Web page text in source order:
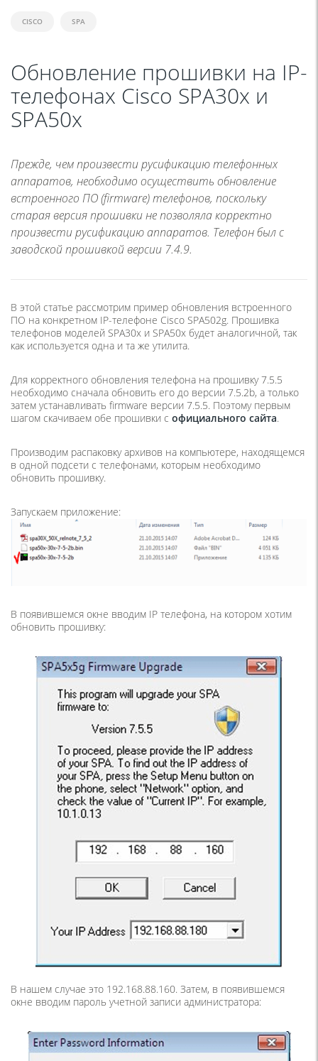
CISCO SPA
Обновление прошивки на IP-
телефонах Cisco SPA30x и
SPA50x
Прежде, чем произвести русификацию телефонных
аппаратов, необходимо осуществить обновление
встроенного ПО (firmware) телефонов, поскольку
старая версия прошивки не позволяла корректно
произвести русификацию аппаратов. Телефон был с
заводской прошивкой версии 7.4.9.
В этой статье рассмотрим пример обновления встроенного
ПО на конкретном IP-телефоне Cisco SPA502g. Прошивка
телефонов моделей SPA30x и SPA50x будет аналогичной, так
как используется одна и та же утилита.
Для корректного обновления телефона на прошивку 7.5.5
необходимо сначала обновить его до версии 7.5.2b, а только
затем устанавливать firmware версии 7.5.5. Поэтому первым
шагом скачиваем обе прошивки с официального сайта.
Производим распаковку архивов на компьютере, находящемся
в одной подсети с телефонами, которым необходимо
обновить прошивку.
Запускаем приложение:
В появившемся окне вводим IP телефона, на котором хотим
обновить прошивку:
В нашем случае это 192.168.88.160. Затем, в появившемся
окне вводим пароль учетной записи администратора: